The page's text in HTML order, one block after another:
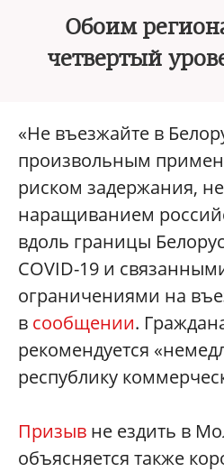
Обоим
четвертый
«Не въезжайте в
произвольным
риском задержания,
наращиванием
вдоль границы
COVID-19 и
ограничениями на
в сообщении.
рекомендуется
республику
Призыв не ездить в
объясняется также